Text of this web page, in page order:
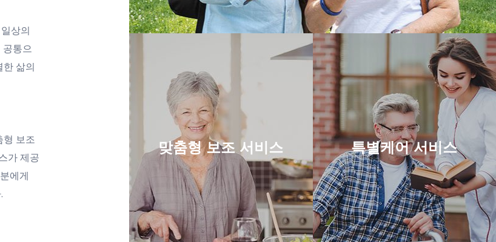
상의
공통으
삶의
형 보조
가 제공
에게
맞춤형 보조 서비스 특별케어 서비스